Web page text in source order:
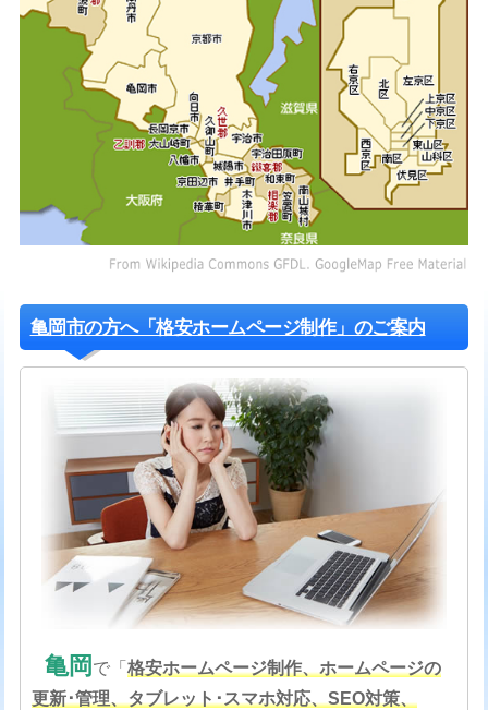
亀岡市の方へ「格安ホームページ制作」のご案内
亀岡 で「 格安ホームページ制作、ホームページの
更新･管理、タブレット･スマホ対応、SEO対策、